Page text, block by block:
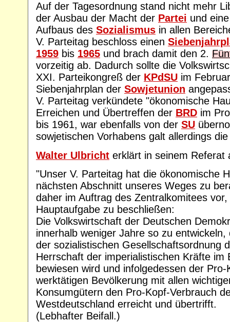
Auf der Tagesordnung stand nicht mehr
der Ausbau der Macht der Partei und
Aufbaus des Sozialismus in allen
V. Parteitag beschloss einen
1959 bis 1965 und brach damit den 2.
vorzeitig ab. Dadurch sollte die
XXI. Parteikongreß der KPdSU im
Siebenjahrplan der Sowjetunion
V. Parteitag verkündete "ökonomische
Erreichen und Übertreffen der BRD im
bis 1961, war ebenfalls von der SU
sowjetischen Vorhabens galt allerdings
Walter Ulbricht erklärt in seinem Referat
"Unser V. Parteitag hat die ökonomische
nächsten Abschnitt unseres Weges zu
daher im Auftrag des Zentralkomitees
Hauptaufgabe zu beschließen:
Die Volkswirtschaft der Deutschen
innerhalb weniger Jahre so zu
der sozialistischen Gesellschaftsordnung
Herrschaft der imperialistischen Kräfte im
bewiesen wird und infolgedessen der
werktätigen Bevölkerung mit allen
Konsumgütern den Pro-Kopf-Verbrauch
Westdeutschland erreicht und übertrifft.
(Lebhafter Beifall.)